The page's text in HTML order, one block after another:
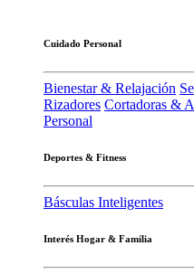
Cuidado Personal
Bienestar & Relajación
Rizadores Cortadoras &
Personal
Deportes & Fitness
Básculas Inteligentes
Interés Hogar & Familia